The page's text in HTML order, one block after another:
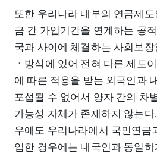
또한 우리나라 내부의 연금제
금 간 가입기간을 연계하는 공
국과 사이에 체결하는 사회보
ㆍ방식에 있어 전혀 다른 제도
에 따른 적용을 받는 외국인과
포섭될 수 없어서 양자 간의 차
가능성 자체가 존재하지 않는
우에도 우리나라에서 국민연금
입한 경우에는 내국인과 동일